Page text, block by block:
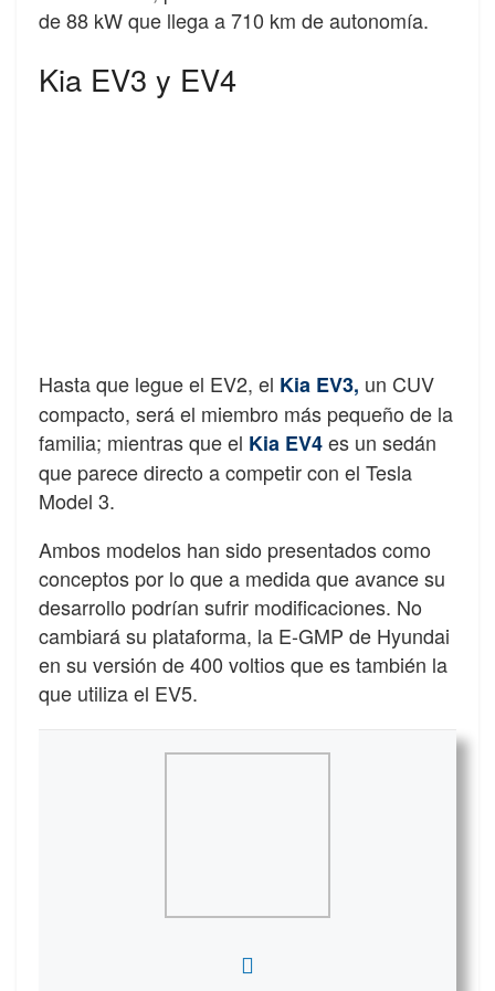
de 88 kW que llega a 710 km de autonomía.
Kia EV3 y EV4
Hasta que legue el EV2, el Kia EV3, un CUV
compacto, será el miembro más pequeño de la
familia; mientras que el Kia EV4es un sedán
que parece directo a competir con el Tesla
Model 3.
Ambos modelos han sido presentados como
conceptos por lo que a medida que avance su
desarrollo podrían sufrir modificaciones. No
cambiará su plataforma, la E-GMP de Hyundai
en su versión de 400 voltios que es también la
que utiliza el EV5.